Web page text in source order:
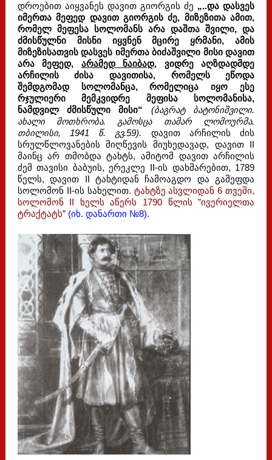
დროებით აიყვანეს დავით გიორგის ძე „..და დასვეს
იმერთა მეფედ დავით გიორგის ძე, მიზეზითა ამით,
რომელ მეფესა სოლომანს არა დაშთა შვილი, და
ძმისწულნი მისნი იყვნენ მცირე ყრმანი, ამის
მიზეზისათვის დასვეს იმერთა ბიძაშვილი მისი დავით
არა მეფედ, არამედ ნაიბად, ვიდრე აღზდადმდე
არჩილის ძისა დავითისა, რომელს ეწოდა
შემდგომად სოლომანცა, რომელიცა იყო ესე
რჯულიერი მემკვიდრე მეფისა სოლომანისა,
ნამდვილ ძმისწული მისი“ (ბაგრატ ბატონიშვილი.
ახალი მოთხრობა. გამოსცა თამარ ლომოურმა.
თბილისი, 1941 წ. გვ.59). დავით არჩილის ძის
სრულწლოვანების მიღწევის მიუხედავად, დავით II
მაინც არ თმობდა ტახტს, ამიტომ დავით არჩილის
ძემ თავისი ბაბუის, ერეკლე II-ის დახმარებით, 1789
წელს, დავით II ტახტიდან ჩამოაგდო და გამეფდა
სოლომონ II-ის სახელით. ტახტზე ასვლიდან 6 თვეში,
სოლომონ II ხელს აწერს 1790 წლის ”ივერიელთა
ტრაქტატს” (იხ. დანართი №8).